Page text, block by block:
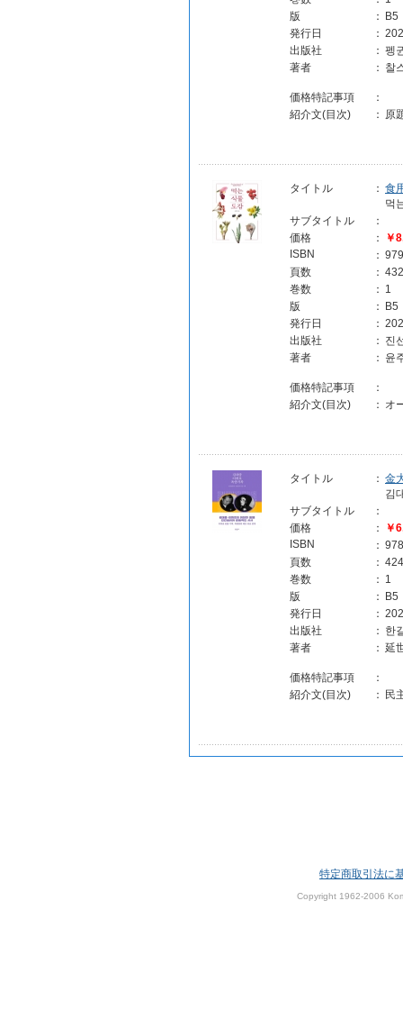
版
：
B5
発行日
：
出版社
： 펭
著者
： 찰
価格特記事項
：
紹介文(目次)
： 原
タイトル ： 食
먹
サブタイトル
：
価格
：
￥
ISBN
：
頁数
： 432
巻数
： 1
版
：
B5
発行日
：
出版社
： 진
著者
： 윤
価格特記事項
：
紹介文(目次)
： オ
タイトル ： 金
김
サブタイトル
：
価格
：
￥
ISBN
：
頁数
： 424
巻数
： 1
版
：
B5
発行日
：
出版社
： 한
著者
： 延
価格特記事項
：
紹介文(目次)
： 民
特定商取引法に
Copyright 1962-2006